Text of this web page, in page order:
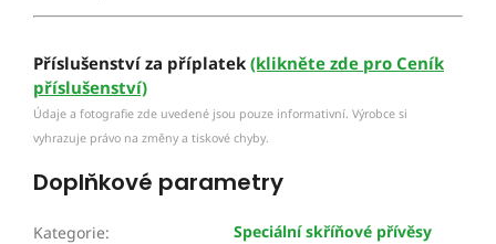
Příslušenství za příplatek (klikněte zde pro Ceník
příslušenství)
Údaje a fotografie zde uvedené jsou pouze informativní. Výrobce si
vyhrazuje právo na změny a tiskové chyby.
Doplňkové parametry
Kategorie:
Speciální skříňové přívěsy